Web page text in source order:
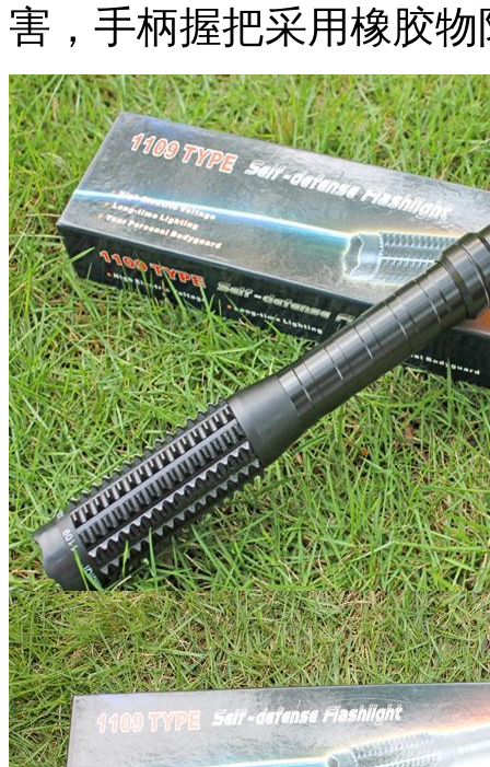
害，手柄握把采用橡胶